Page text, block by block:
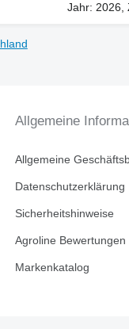
Jahr: 2026,
Allgemeine
Allgemeine
Datenschutzerklärung
Sicherheitshinweise
Agroline Bewertungen
Markenkatalog